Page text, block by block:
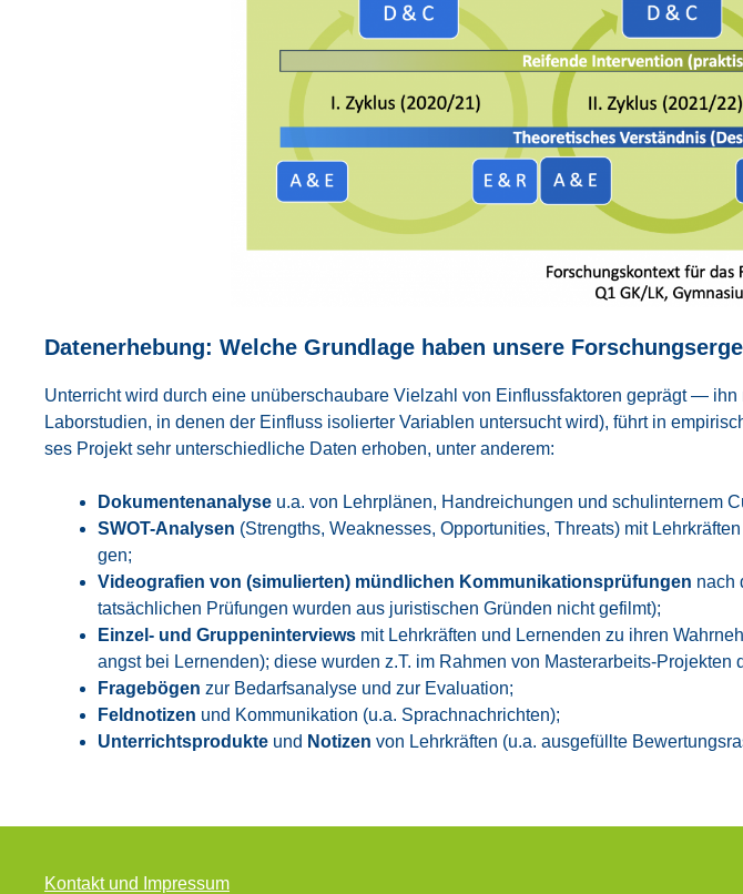
Daten­er­he­bung: Wel­che Grund­la­ge haben unse­re
Unter­richt wird durch eine unüber­schau­ba­re Viel­zahl von Ein­fluss­fak­to­ren geprägt —
Labor­stu­di­en, in denen der Ein­fluss iso­lier­ter Varia­blen unter­sucht wird), führt in
ses Pro­jekt sehr unter­schied­li­che Daten erho­ben, unter ande­rem:
Doku­men­ten­ana­ly­se u.a. von Lehr­plä­nen, Hand­rei­chun­gen und schul­in­ter­nem
SWOT-Ana­ly­sen (Strengths, Weak­ne­s­ses, Oppor­tu­ni­ties, Thre­ats) mit
gen;
Video­gra­fien von (simu­lier­ten) münd­li­chen Kom­mu­ni­ka­ti­ons­prü­fun­gen nach
tat­säch­li­chen Prü­fun­gen wur­den aus juris­ti­schen Grün­den nicht gefilmt);
Ein­zel- und Grup­pen­in­ter­views mit Lehr­kräf­ten und Ler­nen­den zu ihren
angst bei Ler­nen­den); die­se wur­den z.T. im Rah­men von Mas­ter­ar­beits-Pro­jek­ten
Fra­ge­bö­gen zur Bedarfs­ana­ly­se und zur Eva­lua­ti­on;
Feld­no­ti­zen und Kom­mu­ni­ka­ti­on (u.a. Sprach­nach­rich­ten);
Unter­richts­pro­duk­te und Noti­zen von Lehr­kräf­ten (u.a. aus­ge­füll­te
Kon­takt und Impres­sum